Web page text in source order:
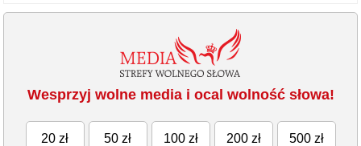
Wesprzyj wolne media i ocal wolność słowa!
20 zł 50 zł 100 zł 200 zł 500 zł